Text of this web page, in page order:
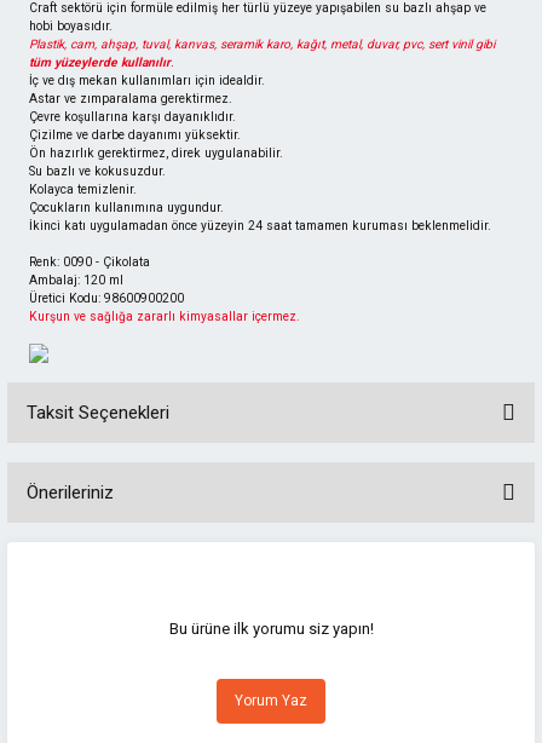
Craft sektörü için formüle edilmiş her türlü yüzeye yapışabilen su bazlı ahşap ve
hobi boyasıdır.
Plastik, cam, ahşap, tuval, kanvas, seramik karo, kağıt, metal, duvar, pvc, sert vinil gibi
tüm yüzeylerde kullanılır.
İç ve dış mekan kullanımları için idealdir.
Astar ve zımparalama gerektirmez.
Çevre koşullarına karşı dayanıklıdır.
Çizilme ve darbe dayanımı yüksektir.
Ön hazırlık gerektirmez, direk uygulanabilir.
Su bazlı ve kokusuzdur.
Kolayca temizlenir.
Çocukların kullanımına uygundur.
İkinci katı uygulamadan önce yüzeyin 24 saat tamamen kuruması beklenmelidir.
Renk: 0090 - Çikolata
Ambalaj: 120 ml
Üretici Kodu: 98600900200
Kurşun ve sağlığa zararlı kimyasallar içermez.
Taksit Seçenekleri
Önerileriniz
Görüş ve önerileriniz için teşekkür ederiz.
Ürün resmi kalitesiz, bozuk veya görüntülenemiyor.
Ürün açıklamasında eksik bilgiler bulunuyor.
Bu ürüne ilk yorumu siz yapın!
Yorum Yaz